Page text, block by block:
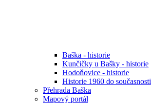
Baška - historie
Kunčičky u Bašky - historie
Hodoňovice - historie
Historie 1960 do současnosti
Přehrada Baška
Mapový portál